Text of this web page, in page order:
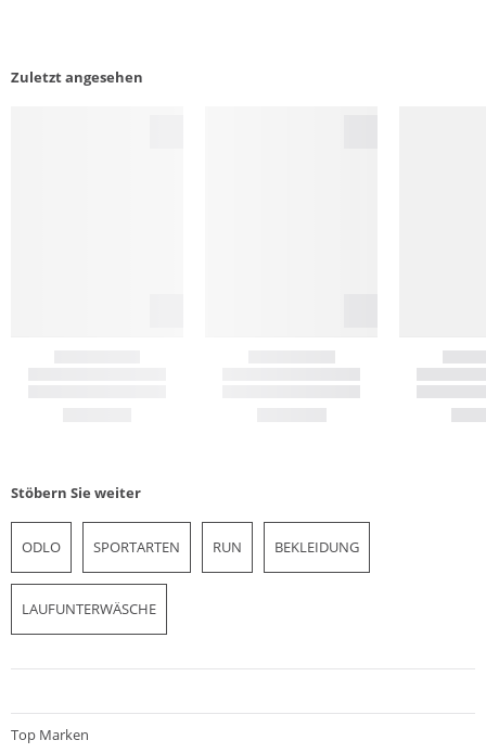
Zuletzt angesehen
Stöbern Sie weiter
ODLO SPORTARTEN RUN BEKLEIDUNG
LAUFUNTERWÄSCHE
Top Marken